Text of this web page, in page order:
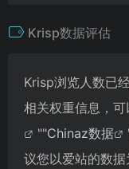
Krisp数据评估
Krisp浏览人数已
相关权重信息，
""Chinaz数据
议您以爱站的数据